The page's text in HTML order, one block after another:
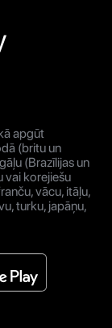
apgūt
(britu un
(Brazīlijas un
vai korejiešu
vācu, itāļu,
turku, japāņu,